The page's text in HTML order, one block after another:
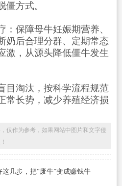
僵方式。
：保障母牛妊娠期营养、
奶后合理分群、定期常态
激，从源头降低僵牛发生
目淘汰，按科学流程规范
常长势，减少养殖经济损
仅作为参考，如果网站中图片和文字侵
几步，把“废牛”变成赚钱牛